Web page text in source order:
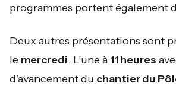
programmes portent également
Deux autres présentations sont
le mercredi. L’une à 11 heures
d’avancement du chantier du